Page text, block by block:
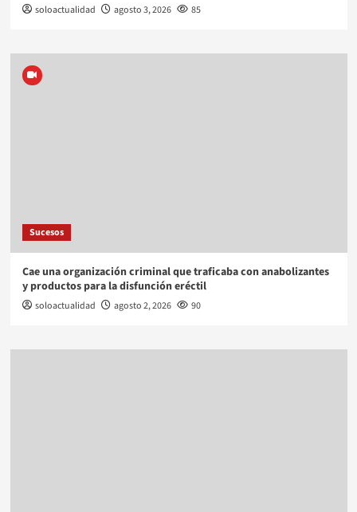
soloactualidad agosto 3, 2026 85
Sucesos
Cae una organización criminal que traficaba con anabolizantes
y productos para la disfunción eréctil
soloactualidad agosto 2, 2026 90